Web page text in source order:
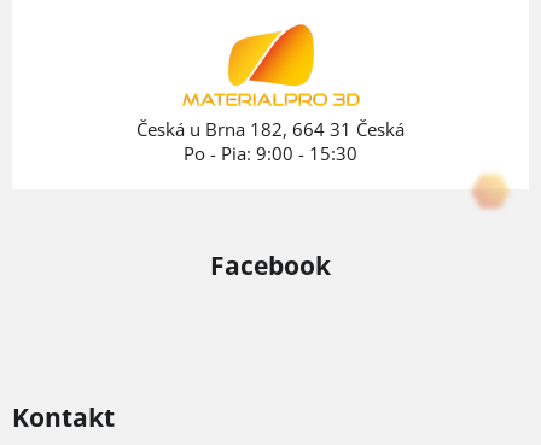
Kontakt
Česká u Brna 182, 664 31 Česká
Po - Pia: 9:00 - 15:30
Facebook